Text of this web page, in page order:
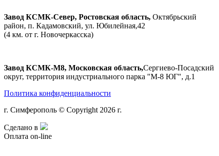
Завод КСМК-Север, Ростовская область, Октябрьский
район, п. Кадамовский, ул. Юбилейная,42
(4 км. от г. Новочеркасска)
Завод КСМК-М8, Московская область,Сергиево-Посадский
округ, территория индустриального парка "М-8 ЮГ", д.1
Политика конфиденциальности
г. Симферополь © Copyright 2026 г.
Сделано в
Оплата on-line